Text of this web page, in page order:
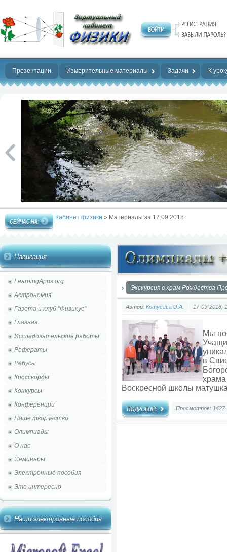
Нет предела
совершенству!
Презентации Измерительные материалы Задачи К
Кабинет физики » Материалы за 17.09.2018
Навигация
LearningApps.org
Астрономия
Газета и клуб "Физикус"
Главная
Исследовательские работы
Рефераты
Ребусы
Кроссворды
Конкурсы
Конференции
Наше творчество
Олимпиады
О нас
Семинары
Электронные пособия
Это интересно
Наши электронные пособия
Экскурсия в храм Рождества
Автор: Котусева Э.А. 17-09-2018,
Мы
в
храма
Воскресной школы
Просмотров: 1427